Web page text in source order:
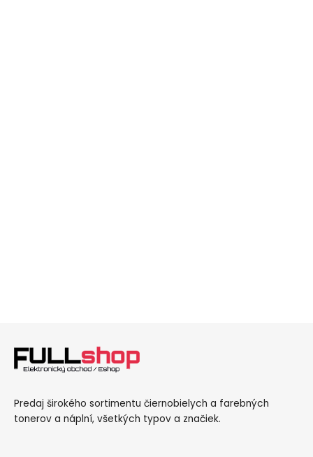
Predaj širokého sortimentu čiernobielych a farebných
tonerov a náplní, všetkých typov a značiek.